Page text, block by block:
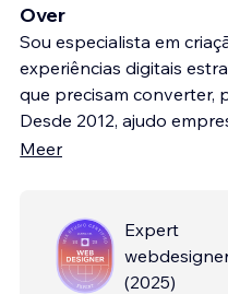
Over
Sou especialista em
experiências digitais
que precisam converter,
Desde 2012, ajudo
Meer
Expert
(2025)